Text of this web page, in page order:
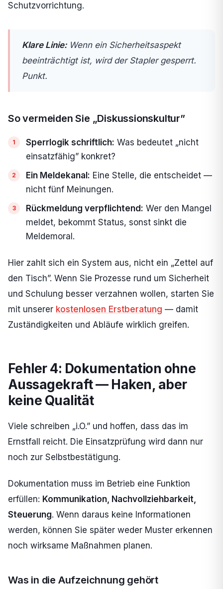
Schutzvorrichtung.
Klare Linie:Wenn ein Sicherheitsaspekt
beeinträchtigt ist, wird der Stapler gesperrt.
Punkt.
So vermeiden Sie „Diskussionskultur”
Sperrlogik schriftlich: Was bedeutet „nicht
einsatzfähig” konkret?
Ein Meldekanal: Eine Stelle, die entscheidet —
nicht fünf Meinungen.
Rückmeldung verpflichtend: Wer den Mangel
meldet, bekommt Status, sonst sinkt die
Meldemoral.
Hier zahlt sich ein System aus, nicht ein „Zettel auf
den Tisch”. Wenn Sie Prozesse rund um Sicherheit
und Schulung besser verzahnen wollen, starten Sie
mit unserer kostenlosen Erstberatung — damit
Zuständigkeiten und Abläufe wirklich greifen.
Fehler 4: Dokumentation ohne
Aussagekraft — Haken, aber
keine Qualität
Viele schreiben „i.O.” und hoffen, dass das im
Ernstfall reicht. Die Einsatzprüfung wird dann nur
noch zur Selbstbestätigung.
Dokumentation muss im Betrieb eine Funktion
erfüllen: Kommunikation, Nachvollziehbarkeit,
Steuerung. Wenn daraus keine Informationen
werden, können Sie später weder Muster erkennen
noch wirksame Maßnahmen planen.
Was in die Aufzeichnung gehört